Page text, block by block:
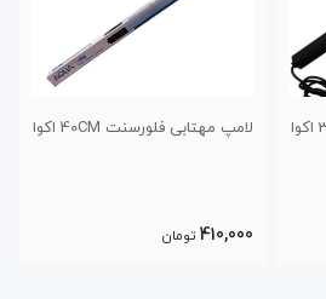
لامپ مهتابی فلورسنت 40CM اکوا
410,000 تومان